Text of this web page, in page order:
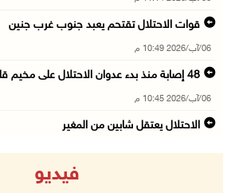
قوات الاحتلال تقتحم يعبد جنوب غرب جنين
06/آب/2026 10:49 م
48 إصابة منذ بدء عدوان الاحتلال على مخيم قلند ...
06/آب/2026 10:45 م
الاحتلال يعتقل شابين من المغير
وزير الداخلية يبحث مع مكافحة المخدرات
فيديو